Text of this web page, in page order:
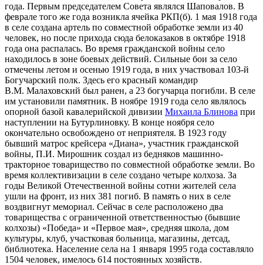
года. Первым председателем Совета являлся Шаповалов. В
феврале того же года возникла ячейка РКП(б). 1 мая 1918 года
в селе создана артель по совместной обработке земли из 40
человек, но после прихода сюда белоказаков в октябре 1918
года она распалась. Во время гражданской войны село
находилось в зоне боевых действий. Сильные бои за село
отмечены летом и осенью 1919 года, в них участвовал 103-й
Богучарский полк. Здесь его красный командир
В.М. Малаховский был ранен, а 23 богучарца погибли. В селе
им установили памятник. В ноябре 1919 года село являлось
опорной базой кавалерийской дивизии Михаила Блинова при
наступлении на Бутурлиновку. В конце ноября село
окончательно освобождено от неприятеля. В 1923 году
бывший матрос крейсера «Диана», участник гражданской
войны, П.И. Мирошник создал из бедняков машинно-
тракторное товарищество по совместной обработке земли. Во
время коллективизации в селе создано четыре колхоза. За
годы Великой Отечественной войны сотни жителей села
ушли на фронт, из них 381 погиб. В память о них в селе
воздвигнут мемориал. Сейчас в селе расположено два
товарищества с ограниченной ответственностью (бывшие
колхозы) «Победа» и «Первое мая», средняя школа, дом
культуры, клуб, участковая больница, магазины, детсад,
библиотека. Население села на 1 января 1995 года составляло
1504 человек, имелось 614 постоянных хозяйств.